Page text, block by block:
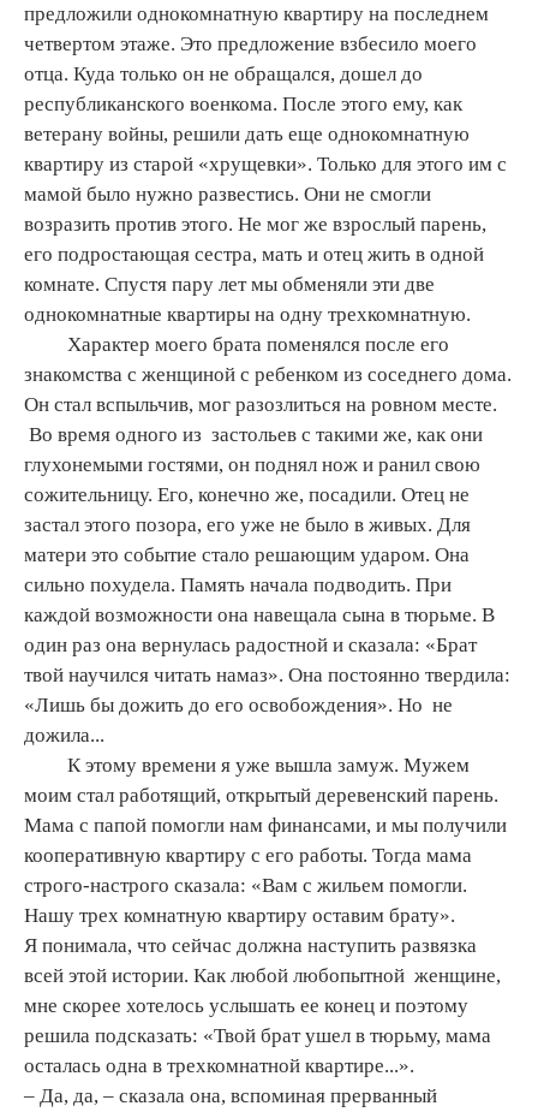
предложили однокомнатную квартиру на последнем
четвертом этаже. Это предложение взбесило моего
отца. Куда только он не обращался, дошел до
республиканского военкома. После этого ему, как
ветерану войны, решили дать еще однокомнатную
квартиру из старой «хрущевки». Только для этого им с
мамой было нужно развестись. Они не смогли
возразить против этого. Не мог же взрослый парень,
его подростающая сестра, мать и отец жить в одной
комнате. Спустя пару лет мы обменяли эти две
однокомнатные квартиры на одну трехкомнатную.
Характер моего брата поменялся после его
знакомства с женщиной с ребенком из соседнего дома.
Он стал вспыльчив, мог разозлиться на ровном месте.
Во время одного из застольев с такими же, как они
глухонемыми гостями, он поднял нож и ранил свою
сожительницу. Его, конечно же, посадили. Отец не
застал этого позора, его уже не было в живых. Для
матери это событие стало решающим ударом. Она
сильно похудела. Память начала подводить. При
каждой возможности она навещала сына в тюрьме. В
один раз она вернулась радостной и сказала: «Брат
твой научился читать намаз». Она постоянно твердила:
«Лишь бы дожить до его освобождения». Но не
дожила...
К этому времени я уже вышла замуж. Мужем
моим стал работящий, открытый деревенский парень.
Мама с папой помогли нам финансами, и мы получили
кооперативную квартиру с его работы. Тогда мама
строго-настрого сказала: «Вам с жильем помогли.
Нашу трех комнатную квартиру оставим брату».
Я понимала, что сейчас должна наступить развязка
всей этой истории. Как любой любопытной женщине,
мне скорее хотелось услышать ее конец и поэтому
решила подсказать: «Твой брат ушел в тюрьму, мама
осталась одна в трехкомнатной квартире...».
– Да, да, – сказала она, вспоминая прерванный